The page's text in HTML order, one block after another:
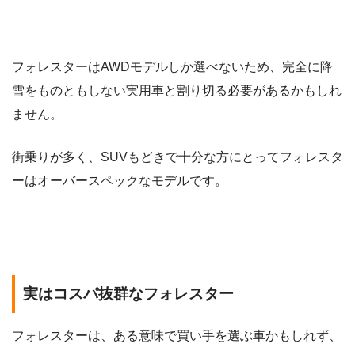
フォレスターはAWDモデルしか選べないため、完全に降
雪をものともしない実用車と割り切る必要があるかもしれ
ません。
街乗りが多く、SUVもどきで十分な方にとってフォレスタ
ーはオーバースペックなモデルです。
実はコスパ抜群なフォレスター
フォレスターは、ある意味で買い手を選ぶ車かもしれず、